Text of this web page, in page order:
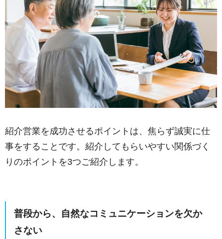
紹介営業を成功させるポイントは、焦らず誠実に仕
事をすることです。紹介してもらいやすい関係づく
りのポイントを3つご紹介します。
普段から、自然なコミュニケーションを欠か
さない